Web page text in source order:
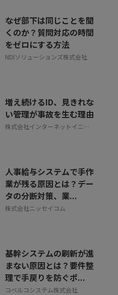
なぜ部下は同じことを聞
くのか？質問対応の時間
をゼロにする方法
NDIソリューションズ株式会社
増え続けるID、見きれな
い管理が事故を生む理由
株式会社インターネットイニシ
人事給与システムで手作
業が残る原因とは？デー
タの分断対策、業...
株式会社ニッセイコム
基幹システムの刷新が進
まない原因とは？要件整
理で手戻りを防ぐポ...
コベルコシステム株式会社